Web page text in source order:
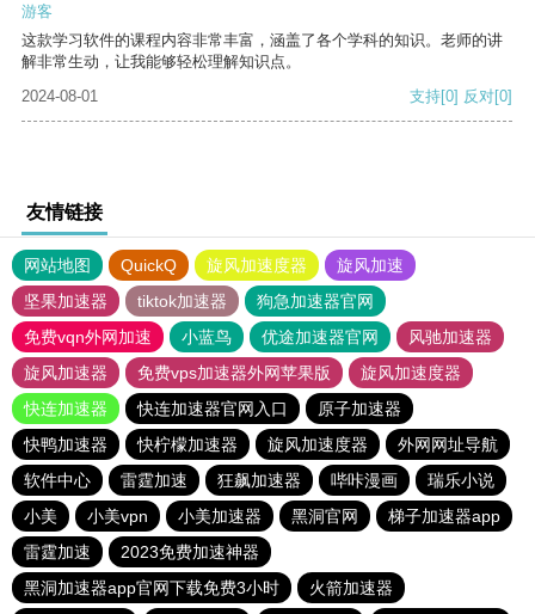
游客
这款学习软件的课程内容非常丰富，涵盖了各个学科的知识。老师的讲
解非常生动，让我能够轻松理解知识点。
2024-08-01
支持[0] 反对[0]
友情链接
网站地图 QuickQ 旋风加速度器
旋风加速
坚果加速器
tiktok加速器
狗急加速器官网
免费vqn外网加速
小蓝鸟 优途加速器官网
风驰加速器
旋风加速器
免费vps加速器外网苹果版
旋风加速度器
快连加速器
快连加速器官网入口
原子加速器
快鸭加速器
快柠檬加速器 旋风加速度器
外网网址导航
软件中心
雷霆加速 狂飙加速器 哔咔漫画
瑞乐小说
小美
小美vpn 小美加速器 黑洞官网
梯子加速器app
雷霆加速
2023免费加速神器
黑洞加速器app官网下载免费3小时
火箭加速器